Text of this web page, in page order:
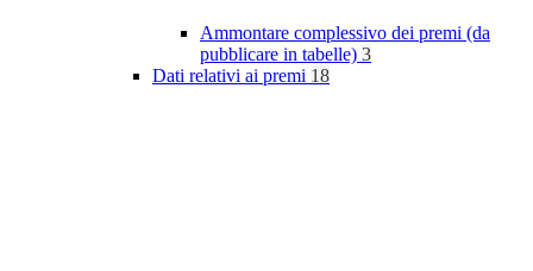
Ammontare complessivo dei premi (da
pubblicare in tabelle) 3
Dati relativi ai premi 18